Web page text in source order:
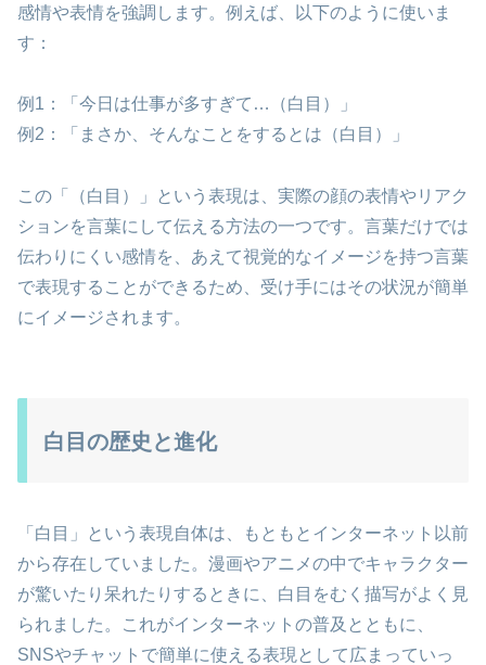
感情や表情を強調します。例えば、以下のように使いま
す：
例1：「今日は仕事が多すぎて…（白目）」
例2：「まさか、そんなことをするとは（白目）」
この「（白目）」という表現は、実際の顔の表情やリアク
ションを言葉にして伝える方法の一つです。言葉だけでは
伝わりにくい感情を、あえて視覚的なイメージを持つ言葉
で表現することができるため、受け手にはその状況が簡単
にイメージされます。
白目の歴史と進化
「白目」という表現自体は、もともとインターネット以前
から存在していました。漫画やアニメの中でキャラクター
が驚いたり呆れたりするときに、白目をむく描写がよく見
られました。これがインターネットの普及とともに、
SNSやチャットで簡単に使える表現として広まっていっ